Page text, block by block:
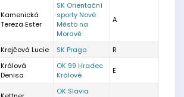
Kamenická
Tereza Ester
SK Orientační
sporty Nové
Město na
Moravě
A
Krejčová Lucie SK Praga R
Králová
Denisa
OK 99 Hradec
Králové
E
OK Slavia